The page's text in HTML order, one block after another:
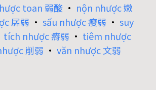
toan 弱酸 • nộn nhược 嫩
孱弱 • sấu nhược 瘦弱 • suy
tích nhược 瘠弱 • tiêm nhược
削弱 • văn nhược 文弱